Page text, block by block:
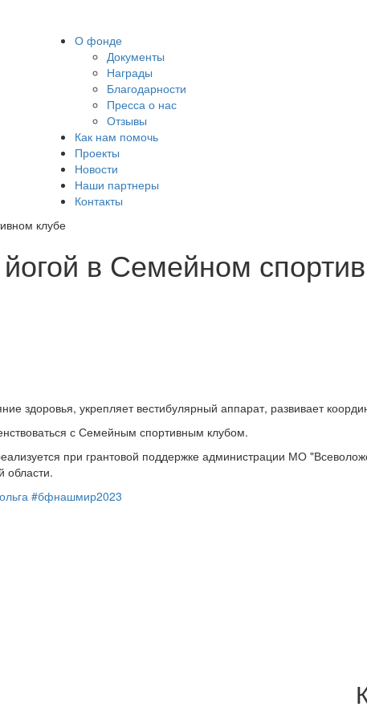
О фонде
Документы
Награды
Благодарности
Пресса о нас
Отзывы
Как нам помочь
Проекты
Новости
Наши партнеры
Контакты
клубе
в Семейном
здоровья, укрепляет вестибулярный аппарат, развивает
с Семейным спортивным клубом.
при грантовой поддержке администрации МО
области.
#бфнашмир2023